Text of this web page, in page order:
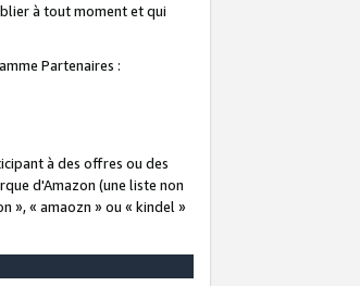
à tout moment et qui
Partenaires :
à des offres ou des
d'Amazon (une liste non
», « amaozn » ou « kindel »